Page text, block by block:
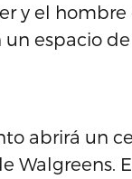
y el
espacio
abrirá un
Walgreens.